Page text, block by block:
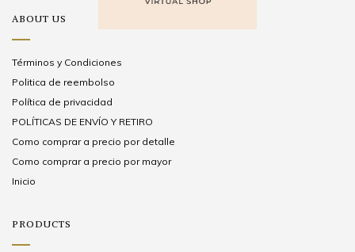
ABOUT US
Términos y Condiciones
Politica de reembolso
Política de privacidad
POLÍTICAS DE ENVÍO Y RETIRO
Como comprar a precio por detalle
Como comprar a precio por mayor
Inicio
PRODUCTS